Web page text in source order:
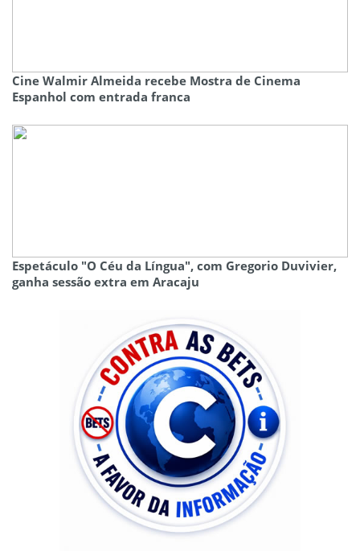
Cine Walmir Almeida recebe Mostra de Cinema
Espanhol com entrada franca
Espetáculo "O Céu da Língua", com Gregorio Duvivier,
ganha sessão extra em Aracaju